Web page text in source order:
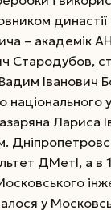
– академік
Стародубов,
Іванович
національного
Лариса
ДМетІ, а в
у